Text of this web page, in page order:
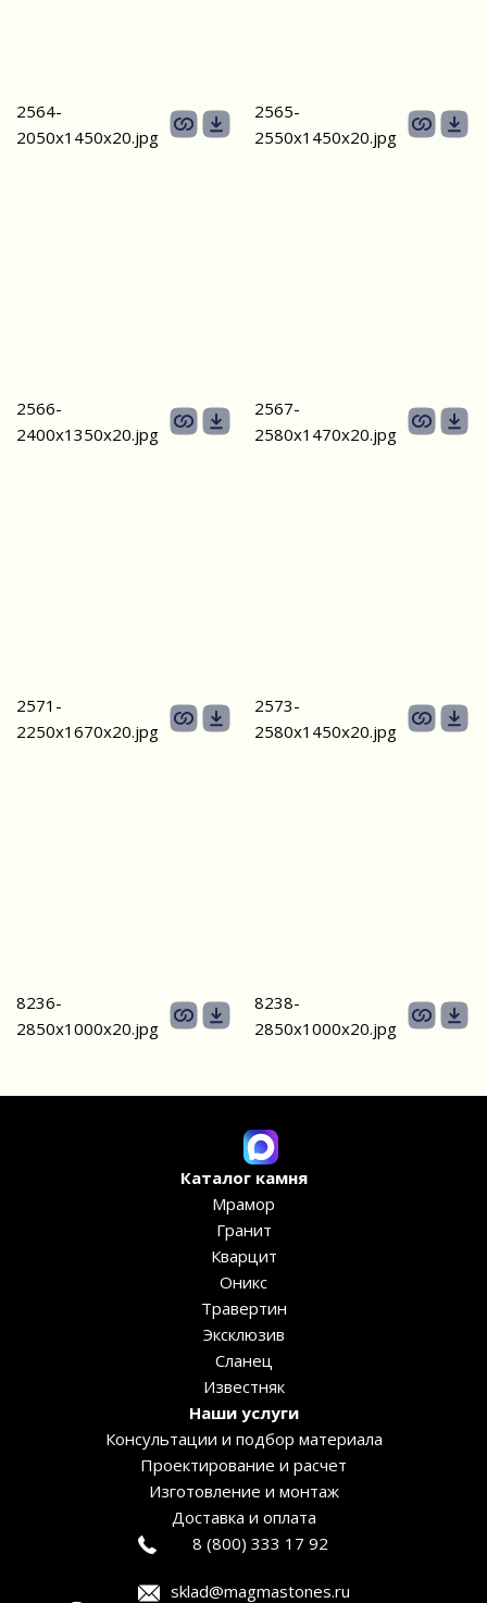
2564-
2050х1450х20.jpg
2565-
2550х1450х20.jpg
2566-
2400х1350х20.jpg
2567-
2580х1470х20.jpg
2571-
2250х1670х20.jpg
2573-
2580х1450х20.jpg
8236-
2850x1000x20.jpg
8238-
2850x1000x20.jpg
Каталог камня
Мрамор
Гранит
Кварцит
Оникс
Травертин
Эксклюзив
Сланец
Известняк
Наши услуги
Консультации и подбор материала
Проектирование и расчет
Изготовление и монтаж
Доставка и оплата
8 (800) 333 17 92
sklad@magmastones.ru